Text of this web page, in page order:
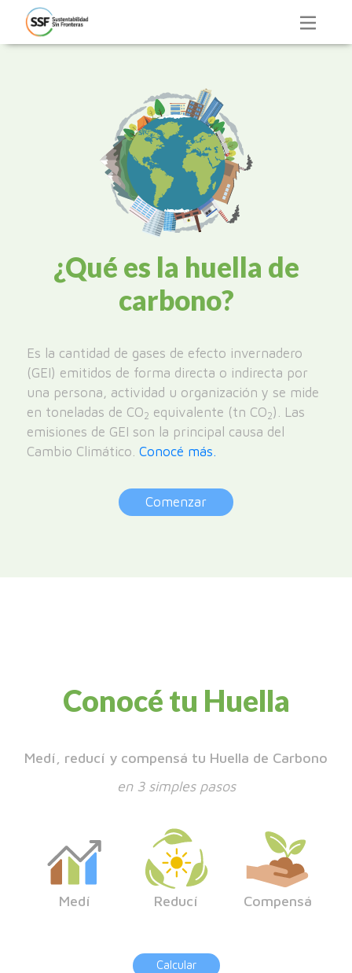
¿Qué es la huella de
carbono?
Es la cantidad de gases de efecto invernadero
(GEI) emitidos de forma directa o indirecta por
una persona, actividad u organización y se mide
en toneladas de CO2 equivalente (tn CO2). Las
emisiones de GEI son la principal causa del
Cambio Climático. Conocé más.
Comenzar
Conocé tu Huella
Medí, reducí y compensá tu Huella de Carbono
en 3 simples pasos
Medí Reducí Compensá
Calcular